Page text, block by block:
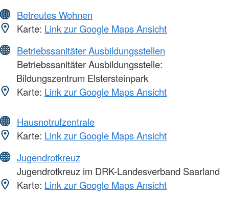
Betreutes Wohnen
Karte: Link zur Google Maps Ansicht
Betriebssanitäter Ausbildungsstellen
Betriebssanitäter Ausbildungsstelle:
Bildungszentrum Elstersteinpark
Karte: Link zur Google Maps Ansicht
Hausnotrufzentrale
Karte: Link zur Google Maps Ansicht
Jugendrotkreuz
Jugendrotkreuz im DRK-Landesverband Saarland
Karte: Link zur Google Maps Ansicht